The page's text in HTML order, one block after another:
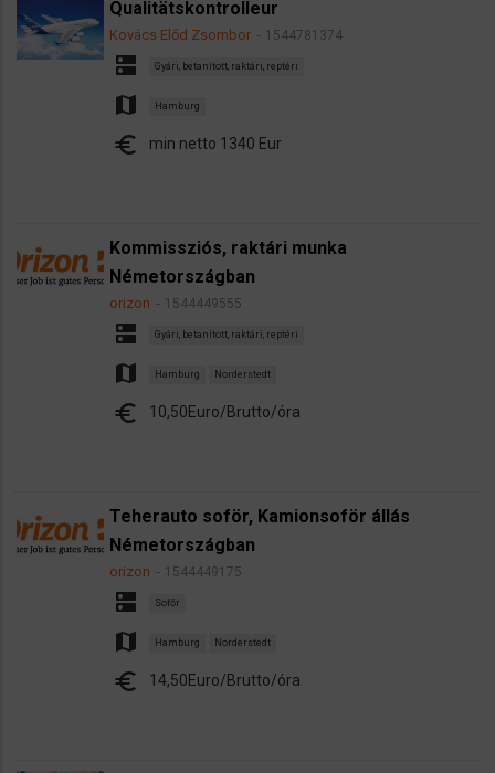
Qualitätskontrolleur
Kovács Előd Zsombor 1544781374
dns Gyári, betanított, raktári, reptéri
map Hamburg
euro min netto 1340 Eur
Kommissziós, raktári munka
Németországban
orizon 1544449555
dns Gyári, betanított, raktári, reptéri
map Hamburg Norderstedt
euro 10,50Euro/Brutto/óra
Teherauto soför, Kamionsoför állás
Németországban
orizon 1544449175
dns Sofőr
map Hamburg Norderstedt
euro 14,50Euro/Brutto/óra